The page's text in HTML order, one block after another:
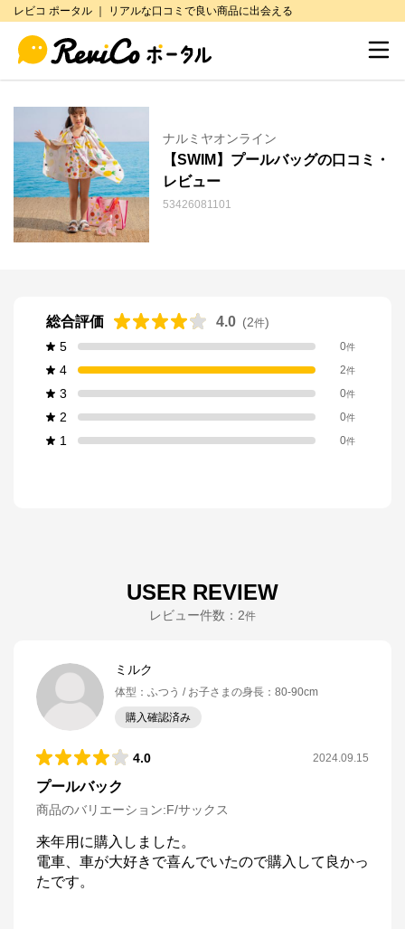
レビコ ポータル ｜ リアルな口コミで良い商品に出会える
ナルミヤオンライン
【SWIM】プールバッグの口コミ・
レビュー
53426081101
総合評価 4.0 (2件)
5
0件
4 2件
3 0件
2 0件
1 0件
USER REVIEW
レビュー件数： 2件
ミルク
体型 ： ふつう お子さまの身長 ： 80-90cm
購入確認済み
4.0 2024.09.15
プールバック
商品のバリエーション:F/サックス
来年用に購入しました。
電車、車が大好きで喜んでいたので購入して良かっ
たです。